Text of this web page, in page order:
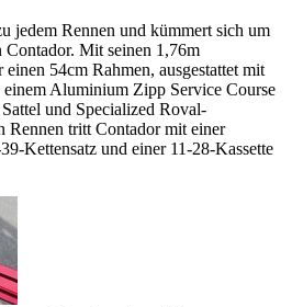
jedem Rennen und kümmert sich um
Contador. Mit seinen 1,76m
54cm Rahmen, ausgestattet mit
Aluminium Zipp Service Course
und Specialized Roval-
Rennen tritt Contador mit einer
Kettensatz und einer 11-28-Kassette